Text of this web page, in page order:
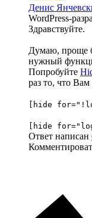
Денис
WordPress-
Здравствуйте.
Думаю, проще
нужный
Попробуйте
раз то, что
[hide
[hide
Ответ написан